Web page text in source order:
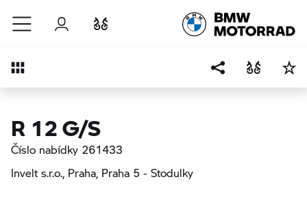
Přejít na hlavní obsah
Přihlášení
Přehled
R 12 G/S
Číslo nabídky 261433
Invelt s.r.o., Praha, Praha 5 - Stodulky